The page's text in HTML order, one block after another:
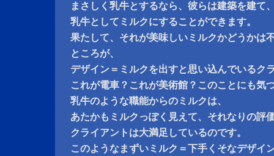
まさしく乳牛とするなら、彼らは建築を建て
乳牛としてミルクにすることができます。
果たして、それが美味しいミルクかどうかは
ところが、
デザイン＝ミルクを出すと思い込んでいるク
これが電車？これが美術館？このことにも気
乳牛のような職能からのミルクは、
あたかもミルクっぽく見えて、それなりの評
クライアントは大満足しているのです。
このようなまずいミルク＝下手くそなデザイ